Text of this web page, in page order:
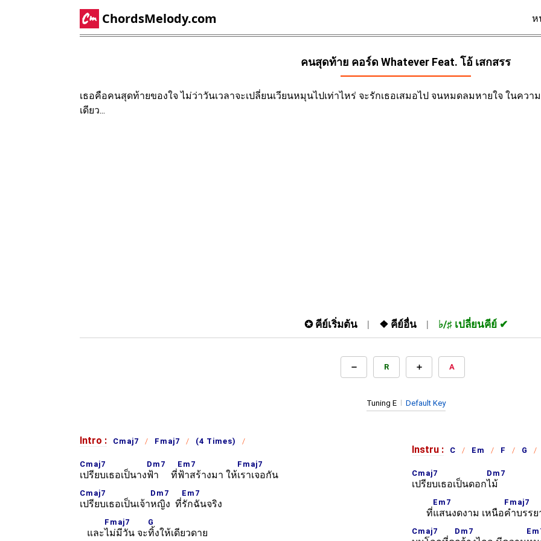
ChordsMelody.com ห
คนสุดท้าย คอร์ด Whatever Feat. โอ้ เสกสรร
เธอคือคนสุดท้ายของใจ ไม่ว่าวันเวลาจะเปลี่ยนเวียนหมุนไปเท่าไหร่ จะรักเธอเสมอไป จนหมดลมหายใจ ในคว
เดียว...
✪ คีย์เริ่มต้น ❖ คีย์อื่น ♭/♯ เปลี่ยนคีย์
R A
Tuning E Default Key
Intro : Cmaj7 Fmaj7 (4 Times)
Cmaj7
เปรียบเธอเป็นาง
Dm7
ฟ้า ที่
Em7
ฟ้าสร้างมา ให้
Fmaj7
เราเจอกัน
Cmaj7
เปรียบเธอเป็นเจ้า
Dm7
หญิง ที่
Em7
รักฉันจริง
และ
Fmaj7
ไม่มีวัน จะ
G
ทิ้งให้เดียวดาย
Instru : C Em F G
Cmaj7
เปรียบเธอเป็นดอก
Dm7
ไม้
ที่
Em7
แสนงดงาม เหนือ
Fmaj7
คำบรรย
Cmaj7 Dm7